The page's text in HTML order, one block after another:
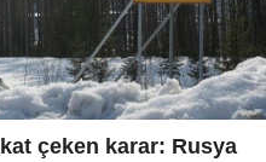
çeken karar: Rusya